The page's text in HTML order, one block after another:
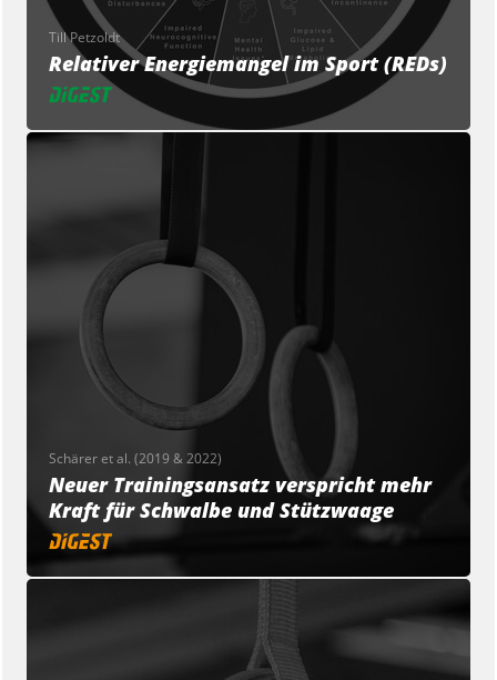
Till Petzoldt
Relativer Energiemangel im Sport (REDs)
Schärer et al. (2019 & 2022)
Neuer Trainingsansatz verspricht mehr
Kraft für Schwalbe und Stützwaage